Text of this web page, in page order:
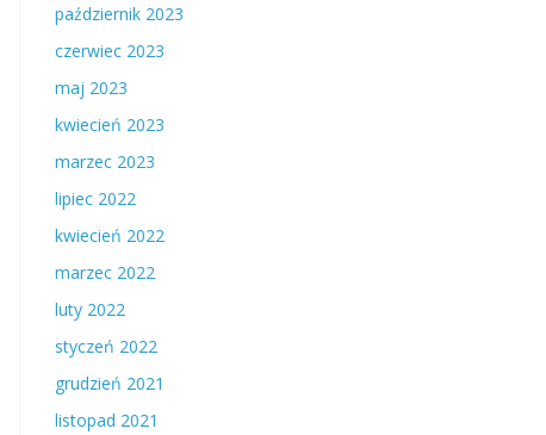
październik 2023
czerwiec 2023
maj 2023
kwiecień 2023
marzec 2023
lipiec 2022
kwiecień 2022
marzec 2022
luty 2022
styczeń 2022
grudzień 2021
listopad 2021